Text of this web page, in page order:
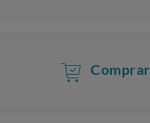
Comprar